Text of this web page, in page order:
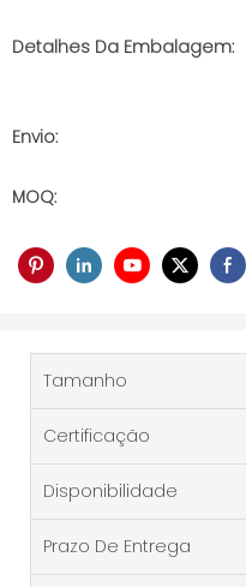
Detalhes Da Embalagem:
Envio:
MOQ:
Tamanho
Certificação
Disponibilidade
Prazo De Entrega